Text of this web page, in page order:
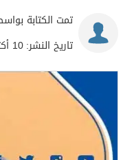
تمت الكتابة
تاريخ النشر:10 أكتوبر 2024 - 9:39ص